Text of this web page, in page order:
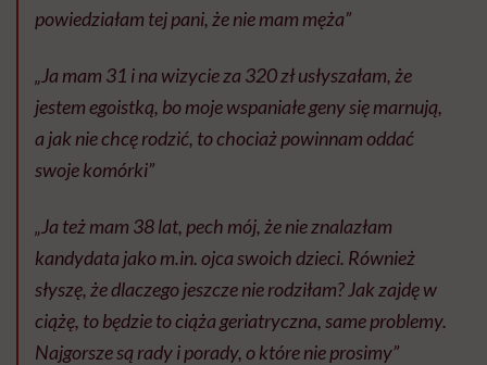
powiedziałam tej pani, że nie mam męża”
„Ja mam 31 i na wizycie za 320 zł usłyszałam, że
jestem egoistką, bo moje wspaniałe geny się marnują,
a jak nie chcę rodzić, to chociaż powinnam oddać
swoje komórki”
„Ja też mam 38 lat, pech mój, że nie znalazłam
kandydata jako m.in. ojca swoich dzieci. Również
słyszę, że dlaczego jeszcze nie rodziłam? Jak zajdę w
ciążę, to będzie to ciąża geriatryczna, same problemy.
Najgorsze są rady i porady, o które nie prosimy”